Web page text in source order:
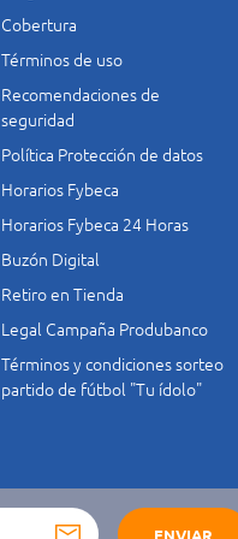
Cobertura
Términos de uso
Recomendaciones de
seguridad
Política Protección de datos
Horarios Fybeca
Horarios Fybeca 24 Horas
Buzón Digital
Retiro en Tienda
Legal Campaña Produbanco
Términos y condiciones sorteo
partido de fútbol "Tu ídolo"
ENVIAR